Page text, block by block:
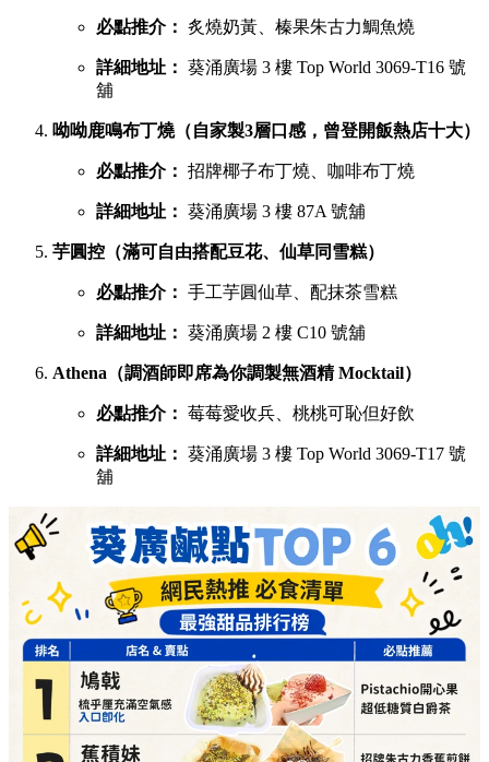
必點推介： 炙燒奶黃、榛果朱古力鯛魚燒
詳細地址： 葵涌廣場 3 樓 Top World 3069-T16 號
舖
呦呦鹿鳴布丁燒（自家製3層口感，曾登開飯熱店十大）
必點推介： 招牌椰子布丁燒、咖啡布丁燒
詳細地址： 葵涌廣場 3 樓 87A 號舖
芋圓控（滿可自由搭配豆花、仙草同雪糕）
必點推介： 手工芋圓仙草、配抹茶雪糕
詳細地址： 葵涌廣場 2 樓 C10 號舖
Athena（調酒師即席為你調製無酒精 Mocktail）
必點推介： 莓莓愛收兵、桃桃可恥但好飲
詳細地址： 葵涌廣場 3 樓 Top World 3069-T17 號
舖